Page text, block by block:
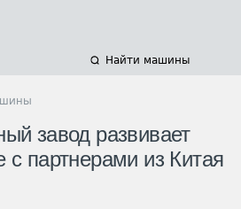
Найти машины
шины
завод развивает
с партнерами из Китая